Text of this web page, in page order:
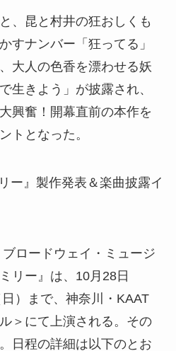
、昆と村井の狂おしくも
すナンバー「狂ってる」
大人の色香を漂わせる妖
生きよう」が披露され、
興奮！開幕直前の本作を
トとなった。
ロードウェイ・ミュージ
リー』は、10月28日
日）まで、神奈川・KAAT
＞にて上演される。その
日程の詳細は以下のとお